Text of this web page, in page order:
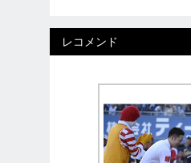
レコメンド